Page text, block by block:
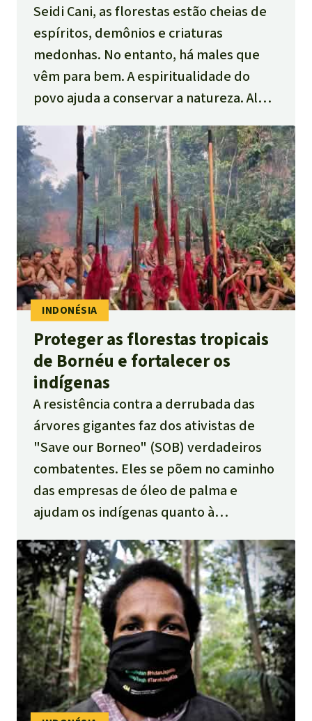
Seidi Cani, as florestas estão cheias de
espíritos, demônios e criaturas
medonhas. No entanto, há males que
vêm para bem. A espiritualidade do
povo ajuda a conservar a natureza. Além
ajuda.
Proteger as florestas tropicais
de Bornéu e fortalecer os
indígenas
A resistência contra a derrubada das
árvores gigantes faz dos ativistas de
"Save our Borneo" (SOB) verdadeiros
combatentes. Eles se põem no caminho
das empresas de óleo de palma e
ajudam os indígenas quanto à
seus direitos territoriais.